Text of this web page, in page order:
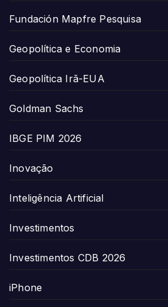
Fundación Mapfre Pesquisa
Geopolítica e Economia
Geopolítica Irã-EUA
Goldman Sachs
IBGE PIM 2026
Inovação
Inteligência Artificial
Investimentos
Investimentos CDB 2026
iPhone